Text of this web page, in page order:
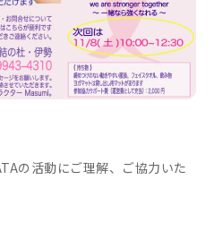
の活動にご理解、ご協力いた